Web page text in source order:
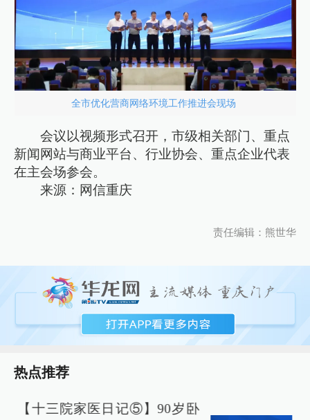
全市优化营商网络环境工作推进会现场
会议以视频形式召开，市级相关部门、重点
新闻网站与商业平台、行业协会、重点企业代表
在主会场参会。
来源：网信重庆
责任编辑：熊世华
热点推荐
【十三院家医日记⑤】90岁卧